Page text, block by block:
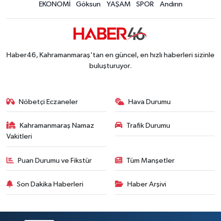
EKONOMİ
Göksun YAŞAM SPOR Andırın
Haber46, Kahramanmaraş'tan en güncel, en hızlı haberleri sizinle
buluşturuyor.
Nöbetçi Eczaneler Hava Durumu
Kahramanmaraş Namaz
Vakitleri
Trafik Durumu
Puan Durumu ve Fikstür Tüm Manşetler
Son Dakika Haberleri Haber Arşivi